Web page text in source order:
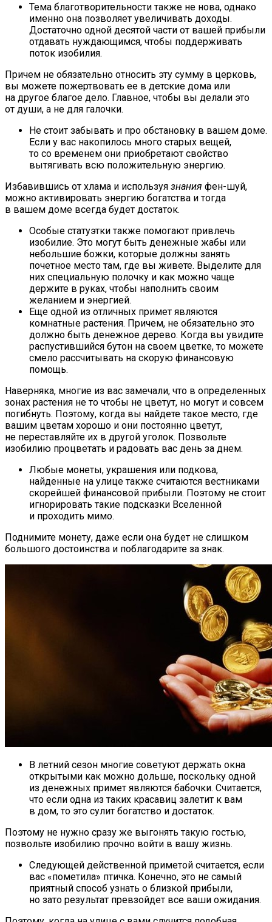
Тема благотворительности также не нова, однако
именно она позволяет увеличивать доходы.
Достаточно одной десятой части от вашей прибыли
отдавать нуждающимся, чтобы поддерживать
поток изобилия.
Причем не обязательно относить эту сумму в церковь,
вы можете пожертвовать ее в детские дома или
на другое благое дело. Главное, чтобы вы делали это
от души, а не для галочки.
Не стоит забывать и про обстановку в вашем доме.
Если у вас накопилось много старых вещей,
то со временем они приобретают свойство
вытягивать всю положительную энергию.
Избавившись от хлама и используя знания фен-шуй,
можно активировать энергию богатства и тогда
в вашем доме всегда будет достаток.
Особые статуэтки также помогают привлечь
изобилие. Это могут быть денежные жабы или
небольшие божки, которые должны занять
почетное место там, где вы живете. Выделите для
них специальную полочку и как можно чаще
держите в руках, чтобы наполнить своим
желанием и энергией.
Еще одной из отличных примет являются
комнатные растения. Причем, не обязательно это
должно быть денежное дерево. Когда вы увидите
распустившийся бутон на своем цветке, то можете
смело рассчитывать на скорую финансовую
помощь.
Наверняка, многие из вас замечали, что в определенных
зонах растения не то чтобы не цветут, но могут и совсем
погибнуть. Поэтому, когда вы найдете такое место, где
вашим цветам хорошо и они постоянно цветут,
не переставляйте их в другой уголок. Позвольте
изобилию процветать и радовать вас день за днем.
Любые монеты, украшения или подкова,
найденные на улице также считаются вестниками
скорейшей финансовой прибыли. Поэтому не стоит
игнорировать такие подсказки Вселенной
и проходить мимо.
Поднимите монету, даже если она будет не слишком
большого достоинства и поблагодарите за знак.
В летний сезон многие советуют держать окна
открытыми как можно дольше, поскольку одной
из денежных примет являются бабочки. Считается,
что если одна из таких красавиц залетит к вам
в дом, то это сулит богатство и достаток.
Поэтому не нужно сразу же выгонять такую гостью,
позвольте изобилию прочно войти в вашу жизнь.
Следующей действенной приметой считается, если
вас «пометила» птичка. Конечно, это не самый
приятный способ узнать о близкой прибыли,
но зато результат превзойдет все ваши ожидания.